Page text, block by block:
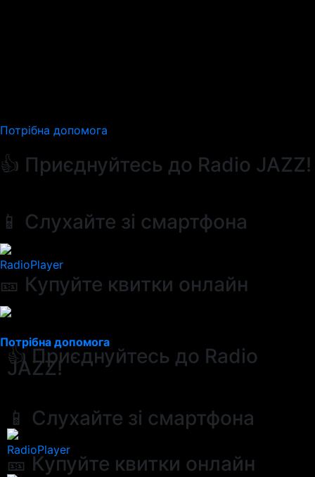
Потрібна допомога
👍 Приєднуйтесь до Radio JAZZ!
📱 Слухайте зі смартфона
RadioPlayer
🎫 Купуйте квитки онлайн
Потрібна допомога
👍 Приєднуйтесь до Radio
JAZZ!
📱 Слухайте зі смартфона
RadioPlayer
🎫 Купуйте квитки онлайн